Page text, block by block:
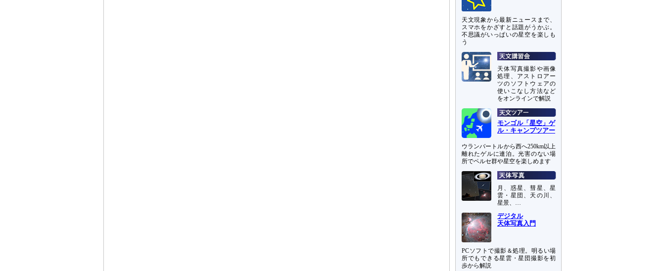
天文現象から最新ニュースまで、
スマホをかざすと話題がうかぶ。
不思議がいっぱいの星空を楽しも
う
天体写真撮影や画像
処理、アストロアー
ツのソフトウェアの
使いこなし方法など
をオンラインで解説
モンゴル「星空」ゲ
ル・キャンプツアー
ウランバートルから西へ250km以上
離れたゲルに連泊。光害のない場
所でペルセ群や星空を楽しめます
月、惑星、彗星、星
雲・星団、天の川、
星景、…
デジタル
天体写真入門
PCソフトで撮影＆処理。明るい場
所でもできる星雲・星団撮影を初
歩から解説